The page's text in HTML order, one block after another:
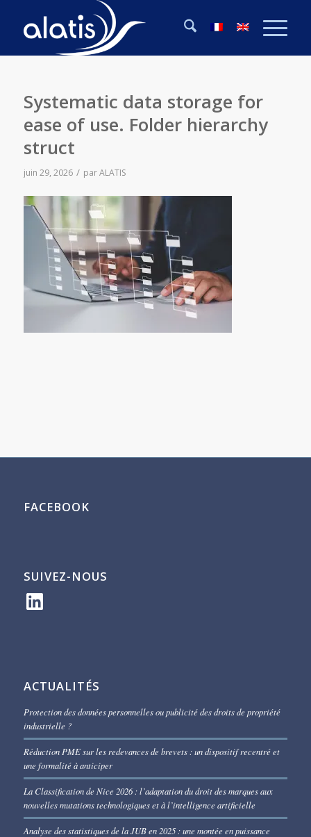
Systematic data storage for
ease of use. Folder hierarchy
struct
juin 29, 2026 / parALATIS
FACEBOOK
SUIVEZ-NOUS
LinkedIn
ACTUALITÉS
Protection des données personnelles ou publicité des droits de propriété
industrielle ?
Réduction PME sur les redevances de brevets : un dispositif recentré et
une formalité à anticiper
La Classification de Nice 2026 : l’adaptation du droit des marques aux
nouvelles mutations technologiques et à l’intelligence artificielle
Analyse des statistiques de la JUB en 2025 : une montée en puissance